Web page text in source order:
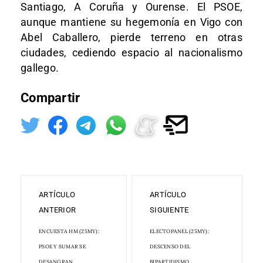
Santiago, A Coruña y Ourense. El PSOE,
aunque mantiene su hegemonía en Vigo con
Abel Caballero, pierde terreno en otras
ciudades, cediendo espacio al nacionalismo
gallego.
Compartir
ARTÍCULO
ANTERIOR
ENCUESTA HM (25MY):
PSOE Y SUMAR SE
DESANGRAN
ARTÍCULO
SIGUIENTE
ELECTOPANEL (25MY):
DESCENSO DEL
BIPARTIDISMO